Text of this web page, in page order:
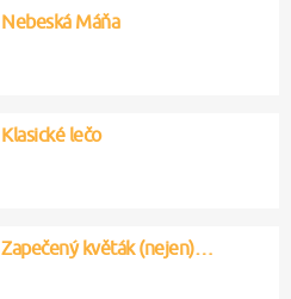
Nebeská Máňa
Klasické lečo
Zapečený květák (nejen)…